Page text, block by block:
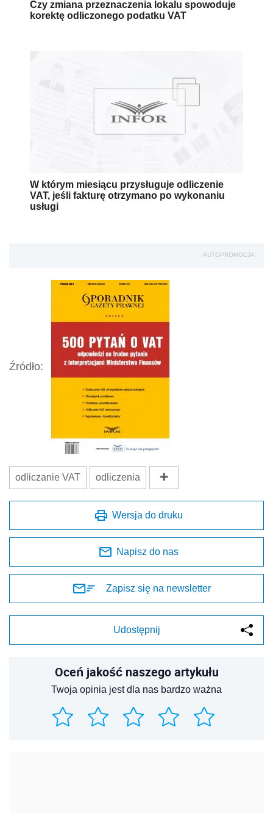
Czy zmiana przeznaczenia lokalu spowoduje
korektę odliczonego podatku VAT
W którym miesiącu przysługuje odliczenie
VAT, jeśli fakturę otrzymano po wykonaniu
usługi
AUTOPROMOCJA
Źródło:
odliczanie VAT odliczenia
Wersja do druku
Napisz do nas
Zapisz się na newsletter
Udostępnij
Oceń jakość naszego artykułu
Twoja opinia jest dla nas bardzo ważna